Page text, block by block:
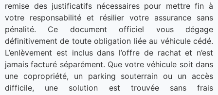
remise des justificatifs nécessaires pour mettre fin à
votre responsabilité et résilier votre assurance sans
pénalité. Ce document officiel vous dégage
définitivement de toute obligation liée au véhicule cédé.
L’enlèvement est inclus dans l’offre de rachat et n’est
jamais facturé séparément. Que votre véhicule soit dans
une copropriété, un parking souterrain ou un accès
difficile, une solution est trouvée sans frais